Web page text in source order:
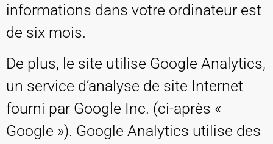
informations dans votre ordinateur est
de six mois.
De plus, le site utilise Google Analytics,
un service d’analyse de site Internet
fourni par Google Inc. (ci-après «
Google »). Google Analytics utilise des